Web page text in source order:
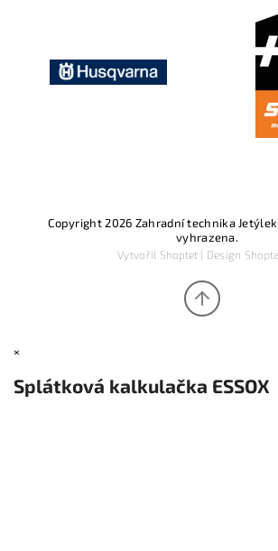
Copyright 2026 Zahradní technika Jetýlek
vyhrazena.
Vytvořil Shoptet| Design
×
Splátková kalkulačka ESSOX